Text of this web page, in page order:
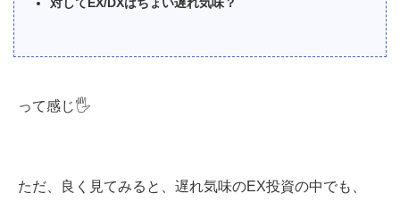
って感じ🖐
ただ、良く見てみると、遅れ気味のEX投資の中でも、